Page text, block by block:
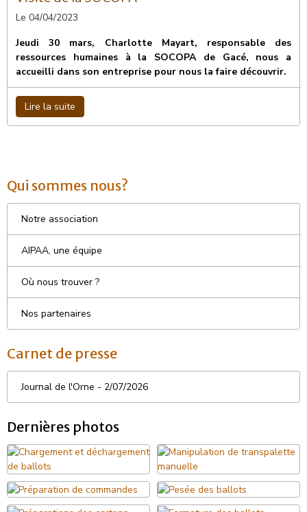
Le 04/04/2023
Jeudi 30 mars, Charlotte Mayart, responsable des
ressources humaines à la SOCOPA de Gacé, nous a
accueilli dans son entreprise pour nous la faire découvrir.
Lire la suite
Qui sommes nous?
Notre association
AIPAA, une équipe
Où nous trouver ?
Nos partenaires
Carnet de presse
Journal de l'Orne - 2/07/2026
Dernières photos